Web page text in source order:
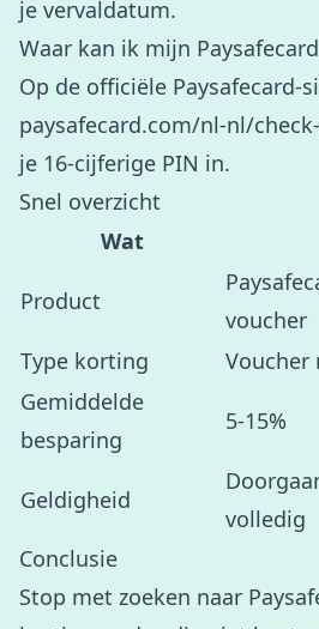
je vervaldatum.
Waar kan ik mijn
Op de officiële Paysafecard-
paysafecard.com/nl-nl/
je 16-cijferige PIN in.
Snel overzicht
Wat
Product
voucher
Type korting
Gemiddelde
besparing
5-15%
Geldigheid
volledig
Conclusie
Stop met zoeken naar